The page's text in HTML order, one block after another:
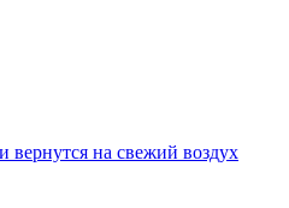
на свежий воздух